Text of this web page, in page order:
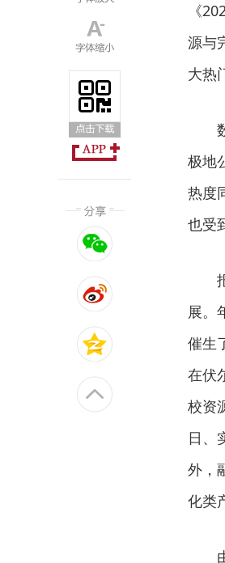
《
源与
大热
极地
热度
也受
展。
催生
在伏
校资
日、
外，
化类